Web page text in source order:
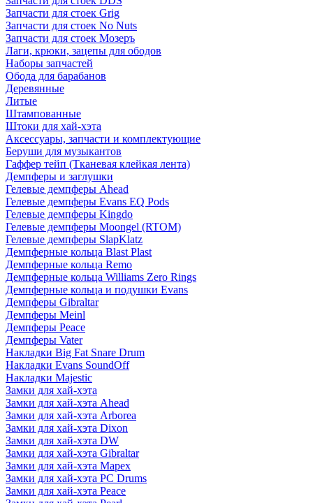
Запчасти для стоек Grig
Запчасти для стоек No Nuts
Запчасти для стоек Мозеръ
Лаги, крюки, зацепы для ободов
Наборы запчастей
Обода для барабанов
Деревянные
Литые
Штампованные
Штоки для хай-хэта
Аксессуары, запчасти и комплектующие
Беруши для музыкантов
Гаффер тейп (Тканевая клейкая лента)
Демпферы и заглушки
Гелевые демпферы Ahead
Гелевые демпферы Evans EQ Pods
Гелевые демпферы Kingdo
Гелевые демпферы Moongel (RTOM)
Гелевые демпферы SlapKlatz
Демпферные кольца Blast Plast
Демпферные кольца Remo
Демпферные кольца Williams Zero Rings
Демпферные кольца и подушки Evans
Демпферы Gibraltar
Демпферы Meinl
Демпферы Peace
Демпферы Vater
Накладки Big Fat Snare Drum
Накладки Evans SoundOff
Накладки Majestic
Замки для хай-хэта
Замки для хай-хэта Ahead
Замки для хай-хэта Arborea
Замки для хай-хэта Dixon
Замки для хай-хэта DW
Замки для хай-хэта Gibraltar
Замки для хай-хэта Mapex
Замки для хай-хэта PC Drums
Замки для хай-хэта Peace